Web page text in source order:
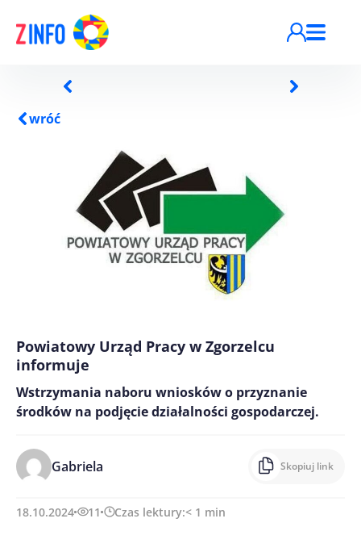
wróć
Powiatowy Urząd Pracy w Zgorzelcu
informuje
Wstrzymania naboru wniosków o przyznanie
środków na podjęcie działalności gospodarczej.
Gabriela Skopiuj link
18.10.2024 11 Czas lektury:< 1 min